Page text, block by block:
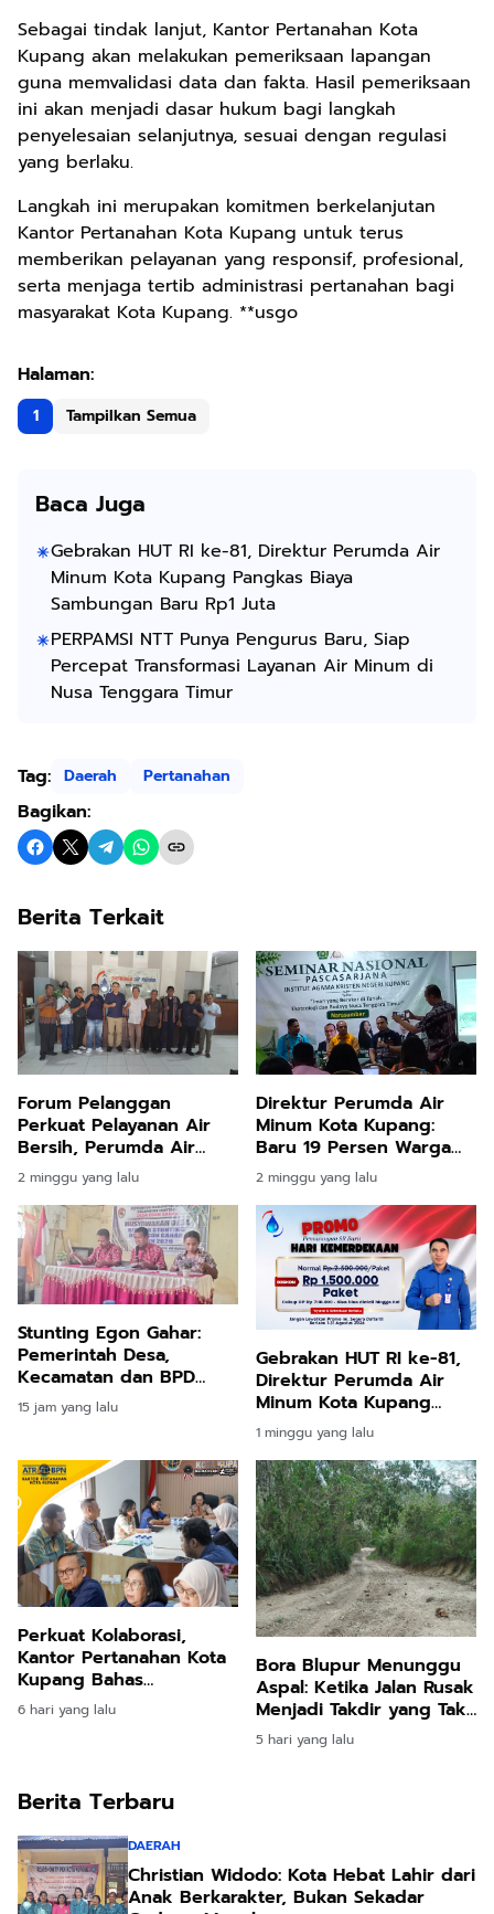
Sebagai tindak lanjut, Kantor Pertanahan Kota
Kupang akan melakukan pemeriksaan lapangan
guna memvalidasi data dan fakta. Hasil pemeriksaan
ini akan menjadi dasar hukum bagi langkah
penyelesaian selanjutnya, sesuai dengan regulasi
yang berlaku.
Langkah ini merupakan komitmen berkelanjutan
Kantor Pertanahan Kota Kupang untuk terus
memberikan pelayanan yang responsif, profesional,
serta menjaga tertib administrasi pertanahan bagi
masyarakat Kota Kupang. **usgo
1 Tampilkan Semua
Baca Juga
Gebrakan HUT RI ke-81, Direktur Perumda Air
Minum Kota Kupang Pangkas Biaya
Sambungan Baru Rp1 Juta
PERPAMSI NTT Punya Pengurus Baru, Siap
Percepat Transformasi Layanan Air Minum di
Nusa Tenggara Timur
Tag: Daerah Pertanahan
Bagikan:
Berita Terkait
Forum Pelanggan
Perkuat Pelayanan Air
Bersih, Perumda Air
Minum Kota Kupang Siap
Respon Cepat Keluhan
Warga
2 minggu yang lalu
Direktur Perumda Air
Minum Kota Kupang:
Baru 19 Persen Warga
Terlayani, Krisis Air Baku
Jadi Tantangan Utama
2 minggu yang lalu
Stunting Egon Gahar:
Pemerintah Desa,
Kecamatan dan BPD
Sepakat Jalankan
Rekomendasi KKN UNIPA
15 jam yang lalu
Gebrakan HUT RI ke-81,
Direktur Perumda Air
Minum Kota Kupang
Pangkas Biaya
Sambungan Baru Rp1
Juta
1 minggu yang lalu
Perkuat Kolaborasi,
Kantor Pertanahan Kota
Kupang Bahas
Pelaksanaan Program
Konsolidasi Tanah
6 hari yang lalu
Bora Blupur Menunggu
Aspal: Ketika Jalan Rusak
Menjadi Takdir yang Tak
Kunjung Berakhir
5 hari yang lalu
Berita Terbaru
DAERAH
Christian Widodo: Kota Hebat Lahir dari
Anak Berkarakter, Bukan Sekadar